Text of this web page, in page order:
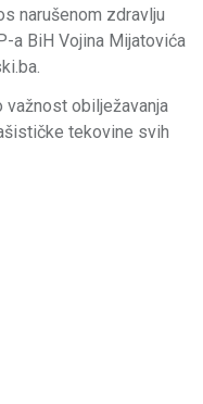
narušenom zdravlju
a BiH Vojina Mijatovića
važnost obilježavanja
tekovine svih